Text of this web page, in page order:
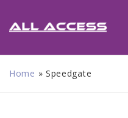
Home » Speedgate